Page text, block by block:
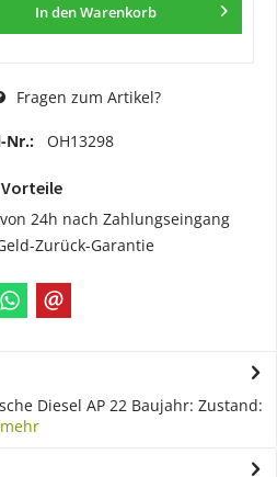
In denWarenkorb
Fragen zum Artikel?
Nr.: OH13298
Vorteile
24h nach Zahlungseingang
Zurück-Garantie
Diesel AP 22 Baujahr: Zustand:
mehr